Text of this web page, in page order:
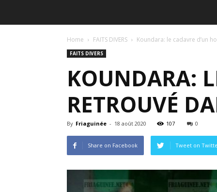
Home FAITS DIVERS Koundara: le cadavre d’un
FAITS DIVERS
KOUNDARA:
RETROUVÉ
By Friaguinée - 18 août 2020 107 0
Share on Facebook Tweet on